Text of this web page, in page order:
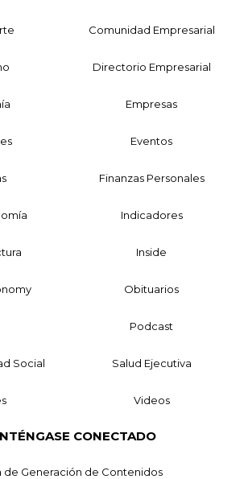
Comunidad Empresarial
Directorio Empresarial
Empresas
Eventos
Finanzas Personales
Indicadores
Inside
Obituarios
Podcast
Social Salud Ejecutiva
Videos
CONECTADO
de Generación de Contenidos